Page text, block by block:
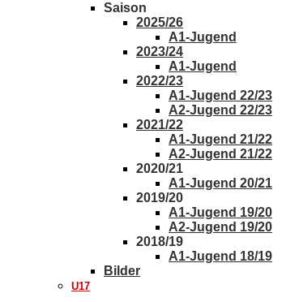
Saison
2025/26
A1-Jugend
2023/24
A1-Jugend
2022/23
A1-Jugend 22/23
A2-Jugend 22/23
2021/22
A1-Jugend 21/22
A2-Jugend 21/22
2020/21
A1-Jugend 20/21
2019/20
A1-Jugend 19/20
A2-Jugend 19/20
2018/19
A1-Jugend 18/19
Bilder
U17